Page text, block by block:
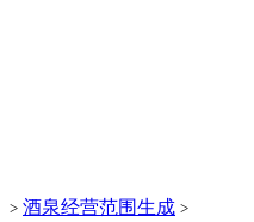
> 酒泉经营范围生成 >